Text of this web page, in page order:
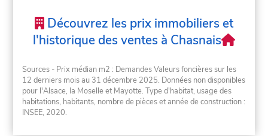
Découvrez les prix immobiliers et
l'historique des ventes à Chasnais
Sources - Prix médian m2 : Demandes Valeurs foncières sur les
12 derniers mois au 31 décembre 2025. Données non disponibles
pour l'Alsace, la Moselle et Mayotte. Type d'habitat, usage des
habitations, habitants, nombre de pièces et année de construction :
INSEE, 2020.